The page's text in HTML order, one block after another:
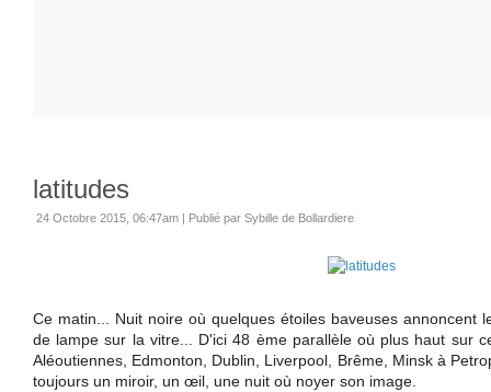
latitudes
24 Octobre 2015, 06:47am | Publié par Sybille de Bollardiere
Ce matin... Nuit noire où quelques étoiles baveuses annoncent
de lampe sur la vitre... D'ici 48 ème parallèle où plus haut sur
Aléoutiennes, Edmonton, Dublin, Liverpool, Brême, Minsk à
toujours un miroir, un œil, une nuit où noyer son image.